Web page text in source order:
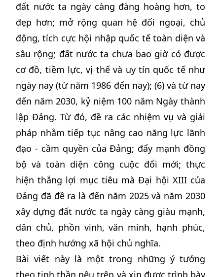
đất nước ta ngày càng đàng hoàng hơn, to
đẹp hơn; mở rộng quan hệ đối ngoại, chủ
động, tích cực hội nhập quốc tế toàn diện và
sâu rộng; đất nước ta chưa bao giờ có được
cơ đồ, tiềm lực, vị thế và uy tín quốc tế như
ngày nay (từ năm 1986 đến nay); (6) và từ nay
đến năm 2030, kỷ niệm 100 năm Ngày thành
lập Đảng. Từ đó, đề ra các nhiệm vụ và giải
pháp nhằm tiếp tục nâng cao năng lực lãnh
đạo - cầm quyền của Đảng; đẩy mạnh đồng
bộ và toàn diện công cuộc đổi mới; thực
hiện thắng lợi mục tiêu mà Đại hội XIII của
Đảng đã đề ra là đến năm 2025 và năm 2030
xây dựng đất nước ta ngày càng giàu mạnh,
dân chủ, phồn vinh, văn minh, hạnh phúc,
theo định hướng xã hội chủ nghĩa.
Bài viết này là một trong những ý tưởng
theo tinh thần nêu trên và xin được trình bày